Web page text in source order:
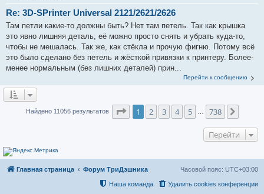
Re: 3D-SPrinter Universal 2121/2621/2626
Там петли какие-то должны быть? Нет там петель. Так как крышка
это явно лишняя деталь, её можно просто снять и убрать куда-то,
чтобы не мешалась. Так же, как стёкла и прочую фигню. Потому всё
это было сделано без петель и жёсткой привязки к принтеру. Более-
менее нормальным (без лишних деталей) прин...
Перейти к сообщению
Найдено 11056 результатов Страница1 из 738
1 2 3 4 5 738
Перейти
Главная страница Форум ТриДэшника Часовой пояс: UTC+03:00
Удалить cookies конференции
Наша команда